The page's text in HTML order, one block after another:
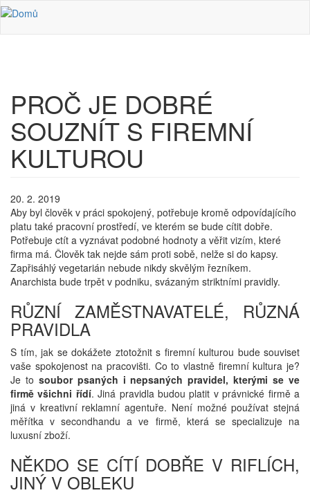
Přejít k hlavnímu obsahu
PROČ JE DOBRÉ
SOUZNÍT S FIREMNÍ
KULTUROU
20. 2. 2019
Aby byl člověk v práci spokojený, potřebuje kromě odpovídajícího
platu také pracovní prostředí, ve kterém se bude cítit dobře.
Potřebuje ctít a vyznávat podobné hodnoty a věřit vizím, které
firma má. Člověk tak nejde sám proti sobě, nelže si do kapsy.
Zapřisáhlý vegetarián nebude nikdy skvělým řezníkem.
Anarchista bude trpět v podniku, svázaným striktními pravidly.
RŮZNÍ ZAMĚSTNAVATELÉ, RŮZNÁ
PRAVIDLA
S tím, jak se dokážete ztotožnit s firemní kulturou bude souviset
vaše spokojenost na pracovišti. Co to vlastně firemní kultura je?
Je to soubor psaných i nepsaných pravidel, kterými se ve
firmě všichni řídí. Jiná pravidla budou platit v právnické firmě a
jiná v kreativní reklamní agentuře. Není možné používat stejná
měřítka v secondhandu a ve firmě, která se specializuje na
luxusní zboží.
NĚKDO SE CÍTÍ DOBŘE V RIFLÍCH,
JINÝ V OBLEKU